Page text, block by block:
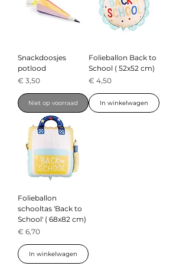
Snackdoosjes
potlood
Prijs
€ 3,50
Niet op voorraad
Folieballon Back to
School ( 52x52 cm)
Prijs
€ 4,50
In winkelwagen
Folieballon
schooltas 'Back to
School' ( 68x82 cm)
Prijs
€ 6,70
In winkelwagen